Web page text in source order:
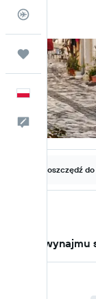
Trips
Polski
Kontakt
Zaoszczędź
Oferty